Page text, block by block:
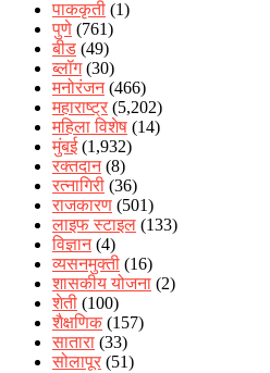
पाककृती (1)
पुणे (761)
बीड (49)
ब्लॉग(30)
मनोरंजन(466)
महाराष्ट्र (5,202)
महिला विशेष (14)
मुंबई(1,932)
रक्‍तदान(8)
रत्नागिरी (36)
राजकारण (501)
लाइफ स्टाइल (133)
विज्ञान(4)
व्यसनमुक्ती (16)
शासकीय योजना (2)
शेती (100)
शैक्षणिक (157)
सातारा (33)
सोलापूर (51)